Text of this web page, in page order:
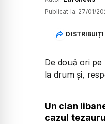
Publicat la: 27/01/
De două ori
la drum și,
Un clan
cazul